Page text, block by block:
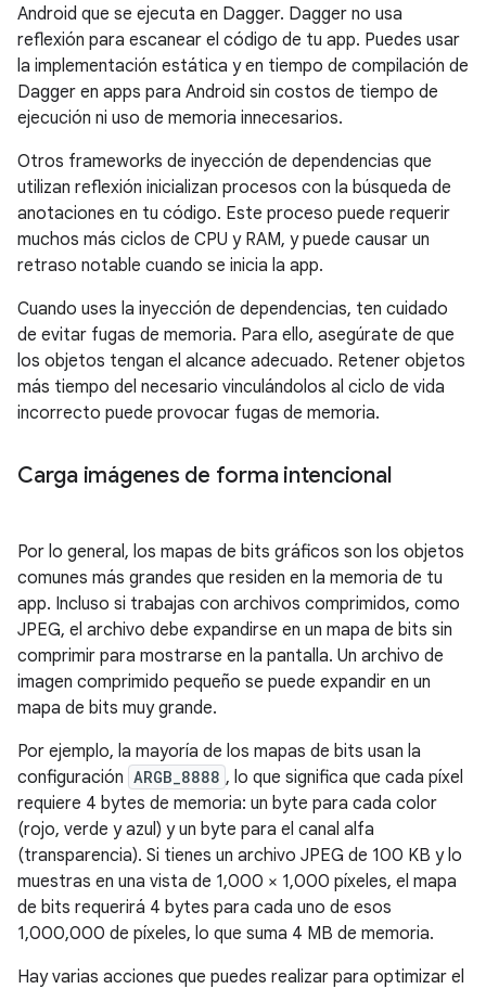
Android que se ejecuta en Dagger. Dagger no usa
reflexión para escanear el código de tu app. Puedes usar
la implementación estática y en tiempo de compilación de
Dagger en apps para Android sin costos de tiempo de
ejecución ni uso de memoria innecesarios.
Otros frameworks de inyección de dependencias que
utilizan reflexión inicializan procesos con la búsqueda de
anotaciones en tu código. Este proceso puede requerir
muchos más ciclos de CPU y RAM, y puede causar un
retraso notable cuando se inicia la app.
Cuando uses la inyección de dependencias, ten cuidado
de evitar fugas de memoria. Para ello, asegúrate de que
los objetos tengan el alcance adecuado. Retener objetos
más tiempo del necesario vinculándolos al ciclo de vida
incorrecto puede provocar fugas de memoria.
Carga imágenes de forma intencional
Por lo general, los mapas de bits gráficos son los objetos
comunes más grandes que residen en la memoria de tu
app. Incluso si trabajas con archivos comprimidos, como
JPEG, el archivo debe expandirse en un mapa de bits sin
comprimir para mostrarse en la pantalla. Un archivo de
imagen comprimido pequeño se puede expandir en un
mapa de bits muy grande.
Por ejemplo, la mayoría de los mapas de bits usan la
configuración ARGB_8888 , lo que significa que cada píxel
requiere 4 bytes de memoria: un byte para cada color
(rojo, verde y azul) y un byte para el canal alfa
(transparencia). Si tienes un archivo JPEG de 100 KB y lo
muestras en una vista de 1,000 × 1,000 píxeles, el mapa
de bits requerirá 4 bytes para cada uno de esos
1,000,000 de píxeles, lo que suma 4 MB de memoria.
Hay varias acciones que puedes realizar para optimizar el